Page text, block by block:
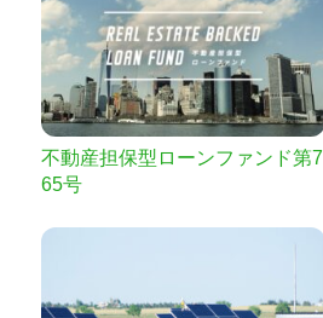
不動産担保型ローンファンド第7
65号